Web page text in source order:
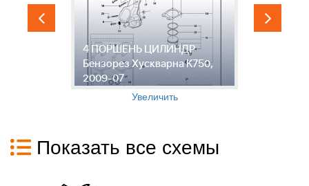
4 ПОРШЕНЬ ЦИЛИНДР
Бензорез Хускварна K750,
2009-07
Увеличить
Показать все схемы